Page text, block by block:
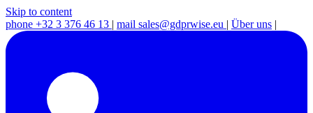
Skip to content
phone +32 3 376 46 13 | mail sales@gdprwise.eu | Über uns |